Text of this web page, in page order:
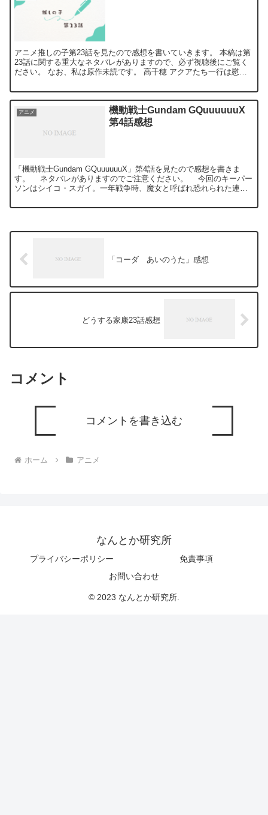
アニメ推しの子第23話を見たので感想を書いていきます。 本稿は第
23話に関する重大なネタバレがありますので、必ず視聴後にご覧く
ださい。 なお、私は原作未読です。 高千穂 アクアたち一行は慰安
アニメ
機動戦士Gundam GQuuuuuuX
第4話感想
「機動戦士Gundam GQuuuuuuX」第4話を見たので感想を書きま
す。 ネタバレがありますのでご注意ください。 今回のキーパー
ソンはシイコ・スガイ。一年戦争時、魔女と呼ばれ恐れられた連邦
「コーダ あいのうた」感想
どうする家康23話感想
コメント
コメントを書き込む
ホーム アニメ
なんとか研究所
プライバシーポリシー
免責事項
お問い合わせ
© 2023 なんとか研究所.